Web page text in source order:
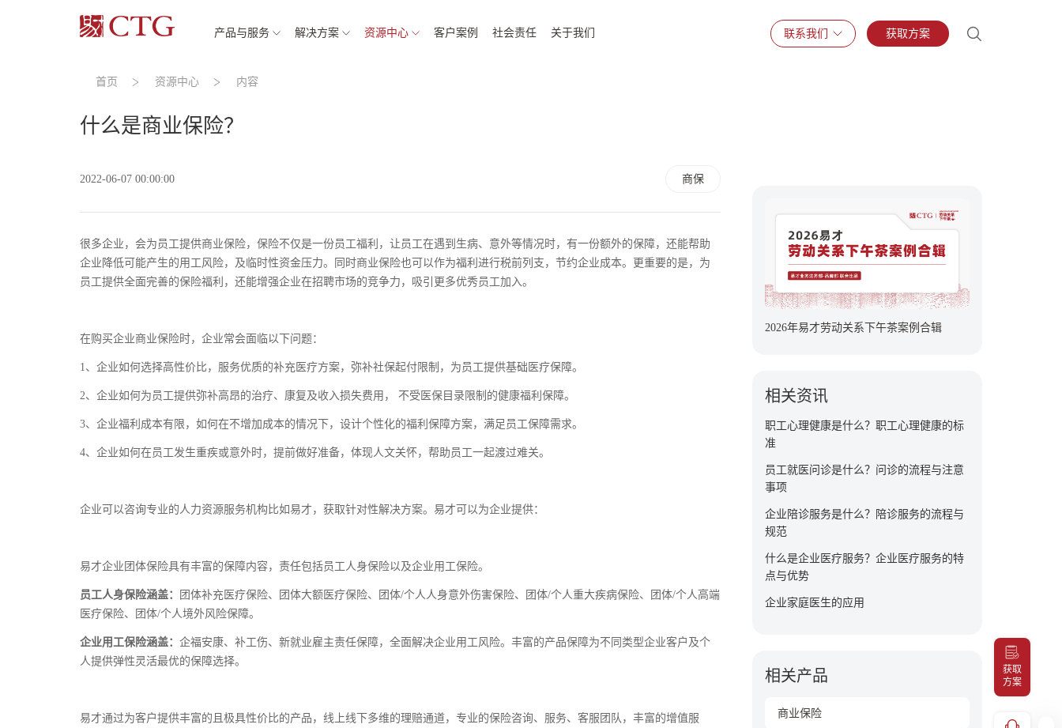
产品与服务 解决方案 资源中心 客户案例 社会责任 关于我们 联系我们 获取方案
首页 资源中心 内容
什么是商业保险？
2022-06-07 00:00:00 商保
很多企业，会为员工提供商业保险，保险不仅是一份员工福利，让员工在遇到生病、意外等情况时，有一份额外的保障，还能帮助
企业降低可能产生的用工风险，及临时性资金压力。同时商业保险也可以作为福利进行税前列支，节约企业成本。更重要的是，为
员工提供全面完善的保险福利，还能增强企业在招聘市场的竞争力，吸引更多优秀员工加入。
在购买企业商业保险时，企业常会面临以下问题：
1、企业如何选择高性价比，服务优质的补充医疗方案，弥补社保起付限制，为员工提供基础医疗保障。
2、企业如何为员工提供弥补高昂的治疗、康复及收入损失费用， 不受医保目录限制的健康福利保障。
3、企业福利成本有限，如何在不增加成本的情况下，设计个性化的福利保障方案，满足员工保障需求。
4、企业如何在员工发生重疾或意外时，提前做好准备，体现人文关怀，帮助员工一起渡过难关。
企业可以咨询专业的人力资源服务机构比如易才，获取针对性解决方案。易才可以为企业提供：
易才企业团体保险具有丰富的保障内容，责任包括员工人身保险以及企业用工保险。
员工人身保险涵盖：
团体补充医疗保险、团体大额医疗保险、团体/个人人身意外伤害保险、团体/个人重大疾病保险、团体/个人高端
医疗保险、团体/个人境外风险保障。
企业用工保险涵盖： 企福安康、补工伤、新就业雇主责任保障，全面解决企业用工风险。丰富的产品保障为不同类型企业客户及个
人提供弹性灵活最优的保障选择。
易才通过为客户提供丰富的且极具性价比的产品，线上线下多维的理赔通道，专业的保险咨询、服务、客服团队，丰富的增值服
2026年易才劳动关系下午茶案例合辑
相关资讯
职工心理健康是什么？职工心理健康的标
准
员工就医问诊是什么？问诊的流程与注意
事项
企业陪诊服务是什么？陪诊服务的流程与
规范
什么是企业医疗服务？企业医疗服务的特
点与优势
企业家庭医生的应用
相关产品
商业保险
获取
方案
人事服务